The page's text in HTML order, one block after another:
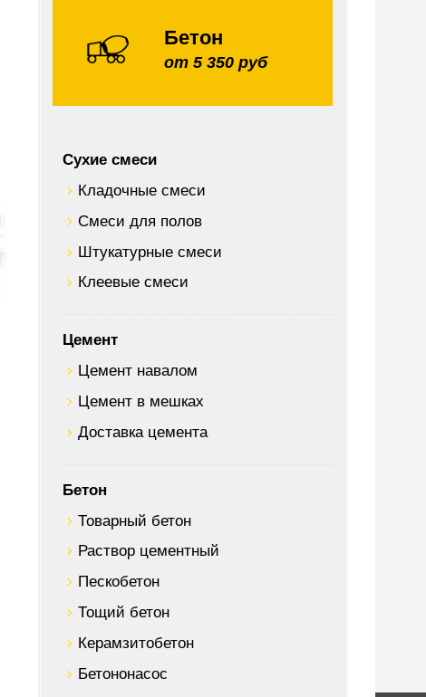
Бетон
от 5 350 руб
Сухие смеси
Кладочные смеси
Смеси для полов
Штукатурные смеси
Клеевые смеси
Цемент
Цемент навалом
Цемент в мешках
Доставка цемента
Бетон
Товарный бетон
Раствор цементный
Пескобетон
Тощий бетон
Керамзитобетон
Бетононасос